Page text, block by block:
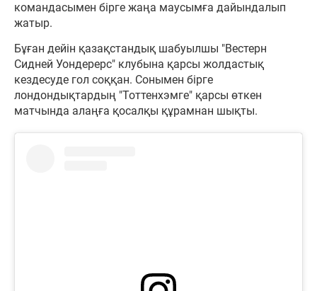
командасымен бірге жаңа маусымға дайындалып
жатыр.
Бұған дейін қазақстандық шабуылшы "Вестерн
Сидней Уондерерс" клубына қарсы жолдастық
кездесуде гол соққан. Сонымен бірге
лондондықтардың "Тоттенхэмге" қарсы өткен
матчында алаңға қосалқы құрамнан шықты.